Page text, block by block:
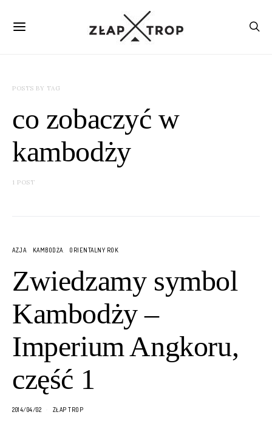
POSTS BY TAG
co zobaczyć w
kambodży
1 POST
AZJA KAMBODŻA ORIENTALNY ROK
Zwiedzamy symbol
Kambodży –
Imperium Angkoru,
część 1
2014/04/02 ZŁAP TROP